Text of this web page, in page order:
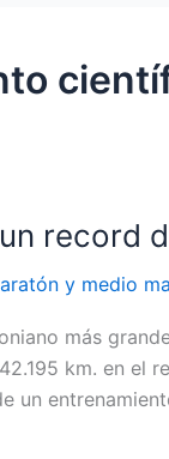
record
y medio
más
km. en el
un